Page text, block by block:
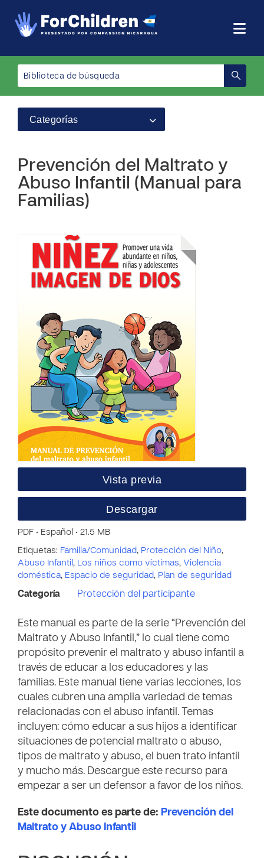
Categorías
Prevención del Maltrato y
Abuso Infantil (Manual para
Familias)
Vista previa
Descargar
PDF • Español • 21.5 MB
Etiquetas: Familia/Comunidad, Protección del Niño,
Abuso Infantil , Los niños como víctimas, Violencia
doméstica, Espacio de seguridad, Plan de seguridad
Categoría Protección del participante
Este manual es parte de la serie “Prevención del
Maltrato y Abuso Infantil,” lo cual tiene como
propósito prevenir el maltrato y abuso infantil a
través de educar a los educadores y las
familias. Este manual tiene varias lecciones, los
cuales cubren una amplia variedad de temas
relacionadas con el abuso infantil. Temas
incluyen: cómo educar a sus hijos a identificar
situaciones de potencial maltrato o abuso,
tipos de maltrato y abuso, el buen trato infantil
y mucho más. Descargue este recurso para
empezar a ser un defensor a favor de los niños.
Este documento es parte de: Prevención del
Maltrato y Abuso Infantil